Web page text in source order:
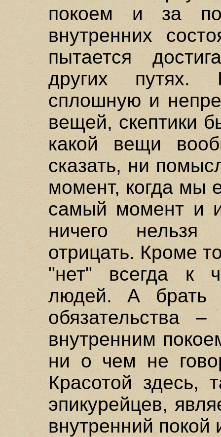
покоем и за
внутренних
пытается
других путях.
сплошную и
вещей, скептики
какой вещи
сказать, ни
момент, когда мы
самый момент и
ничего
отрицать. Кроме
"нет" всегда к
людей. А брать
обязательства
внутренним
ни о чем не
Красотой здесь,
эпикурейцев,
внутренний